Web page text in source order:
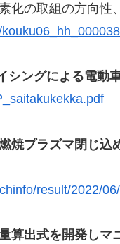
化の取組の方向
シングによる電動
焼プラズマ閉じ
result/2022/
算出式を開発しマ